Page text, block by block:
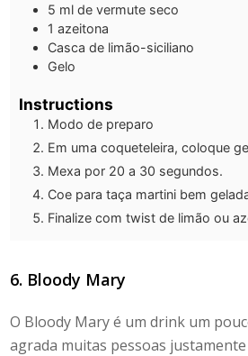
5 ml de vermute seco
1 azeitona
Casca de limão-siciliano
Gelo
Instructions
Modo de preparo
Em uma coqueteleira, coloque
Mexa por 20 a 30 segundos.
Coe para taça martini bem
Finalize com twist de limão ou
6. Bloody Mary
O Bloody Mary é um drink um
agrada muitas pessoas